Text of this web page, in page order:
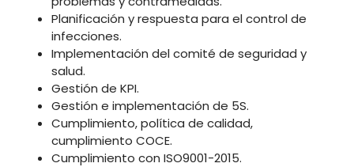
Planificación y respuesta para el control de
infecciones.
Implementación del comité de seguridad y
salud.
Gestión de KPI.
Gestión e implementación de 5S.
Cumplimiento, política de calidad,
cumplimiento COCE.
Cumplimiento con ISO9001-2015.